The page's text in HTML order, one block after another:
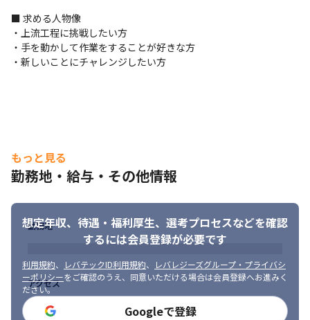
■ 求める人物像
・上流工程に挑戦したい方
・手を動かして作業をすることが好きな方
・新しいことにチャレンジしたい方
もっと見る
勤務地・給与・その他情報
想定年収、待遇・福利厚生、 選考プロセスなどを確認
するには会員登録が必要です
利用規約、 レバテックID利用規約、
レバレジーズグループ・プライバシ
ーポリシーをご確認のうえ、同意いただける場合は会員登録へお進みく
ださい。
Googleで登録
勤務地
アクセス